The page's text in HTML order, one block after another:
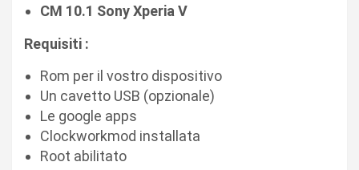
CM 10.1 Sony Xperia V
Requisiti :
Rom per il vostro dispositivo
Un cavetto USB (opzionale)
Le google apps
Clockworkmod installata
Root abilitato